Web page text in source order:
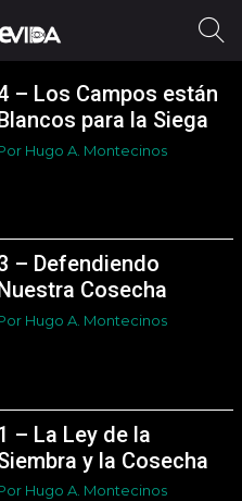
– Los Campos están
para la Siega
Hugo A. Montecinos
– Defendiendo
Nuestra Cosecha
Hugo A. Montecinos
– La Ley de la
y la Cosecha
Hugo A. Montecinos